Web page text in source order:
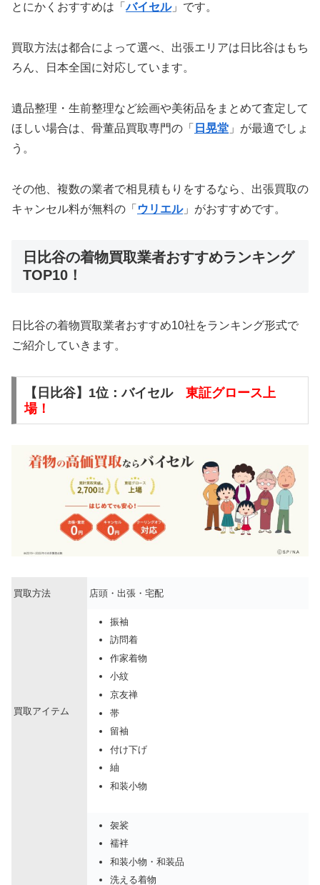
とにかくおすすめは「バイセル」です。
買取方法は都合によって選べ、出張エリアは日比谷はもち
ろん、日本全国に対応しています。
遺品整理・生前整理など絵画や美術品をまとめて査定して
ほしい場合は、骨董品買取専門の「 日晃堂 」が最適でしょ
う。
その他、複数の業者で相見積もりをするなら、出張買取の
キャンセル料が無料の「 ウリエル」がおすすめです。
日比谷の着物買取業者おすすめランキング
TOP10！
日比谷の着物買取業者おすすめ10社をランキング形式で
ご紹介していきます。
【日比谷】1位：バイセル 東証グロース上
場！
買取方法 店頭・出張・宅配
買取アイテム
振袖
訪問着
作家着物
小紋
京友禅
帯
留袖
付け下げ
紬
和装小物
袈裟
襦袢
和装小物・和装品
洗える着物